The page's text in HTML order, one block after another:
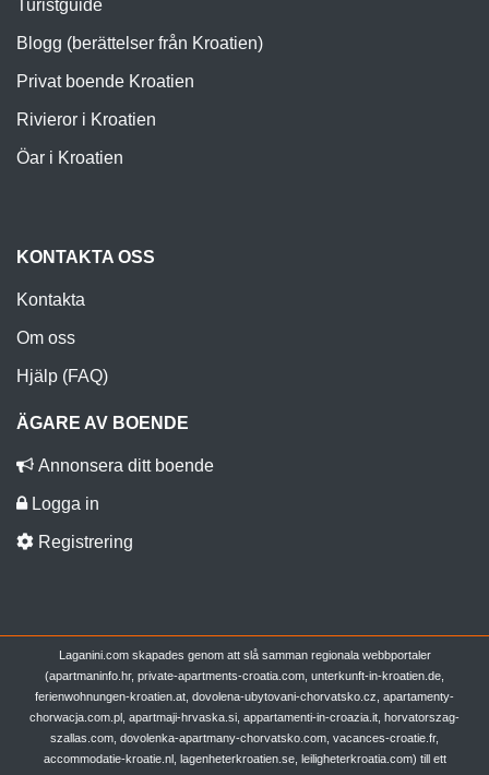
Turistguide
Blogg (berättelser från Kroatien)
Privat boende Kroatien
Rivieror i Kroatien
Öar i Kroatien
KONTAKTA OSS
Kontakta
Om oss
Hjälp (FAQ)
ÄGARE AV BOENDE
Annonsera ditt boende
Logga in
Registrering
Laganini.com skapades genom att slå samman regionala webbportaler
(apartmaninfo.hr, private-apartments-croatia.com, unterkunft-in-kroatien.de,
ferienwohnungen-kroatien.at, dovolena-ubytovani-chorvatsko.cz, apartamenty-
chorwacja.com.pl, apartmaji-hrvaska.si, appartamenti-in-croazia.it, horvatorszag-
szallas.com, dovolenka-apartmany-chorvatsko.com, vacances-croatie.fr,
accommodatie-kroatie.nl, lagenheterkroatien.se, leiligheterkroatia.com) till ett